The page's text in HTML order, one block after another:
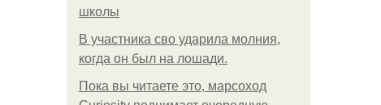
школы
В участника сво ударила молния,
когда он был на лошади.
Пока вы читаете это, марсоход